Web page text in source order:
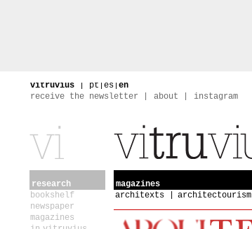
vitruvius | pt | es | en
receive the newsletter
about instagram
research
bookshelf
newspaper
magazines
magazines
architexts
architectourism